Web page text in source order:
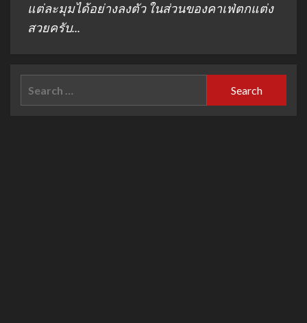
แต่ละมุมได้อย่างลงตัว ในส่วนของคาเฟ่ตกแต่ง
สวยครับ...